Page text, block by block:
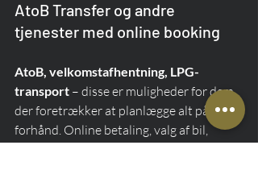
AtoB Transfer og andre
tjenester med online booking
AtoB, velkomstafhentning, LPG-
transport – disse er muligheder for dem,
der foretrækker at planlægge alt på
forhånd. Online betaling, valg af bil,